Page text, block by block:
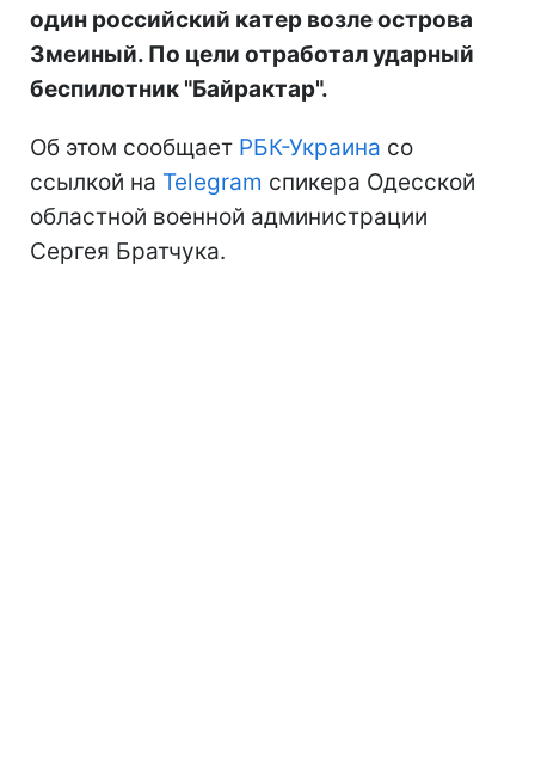
один российский катер возле острова
Змеиный. По цели отработал ударный
беспилотник "Байрактар".
Об этом сообщает РБК-Украина со
ссылкой на Telegram спикера Одесской
областной военной администрации
Сергея Братчука.